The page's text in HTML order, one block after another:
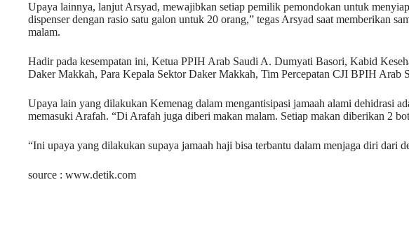
Upaya lainnya, lanjut Arsyad, mewajibkan setiap pemilik pemondokan untuk
dispenser dengan rasio satu galon untuk 20 orang,” tegas Arsyad saat
malam.
Hadir pada kesempatan ini, Ketua PPIH Arab Saudi A. Dumyati Basori, Kabid
Daker Makkah, Para Kepala Sektor Daker Makkah, Tim Percepatan CJI BPIH Arab
Upaya lain yang dilakukan Kemenag dalam mengantisipasi jamaah alami dehidrasi
memasuki Arafah. “Di Arafah juga diberi makan malam. Setiap makan diberikan 2
“Ini upaya yang dilakukan supaya jamaah haji bisa terbantu dalam menjaga diri dari
source : www.detik.com